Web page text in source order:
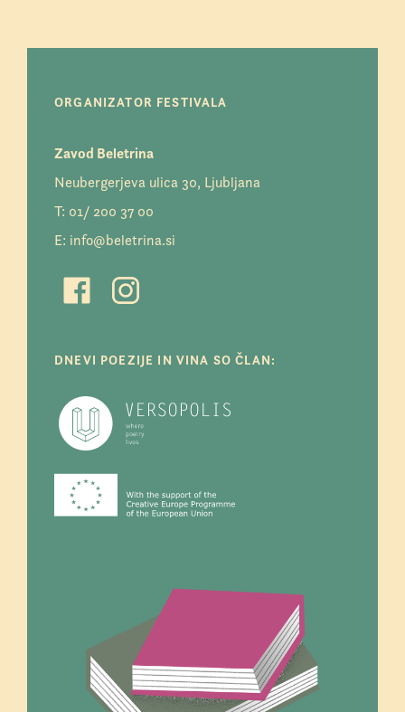
ORGANIZATOR FESTIVALA
Zavod Beletrina
Neubergerjeva ulica 30, Ljubljana
T: 01/ 200 37 00
E: info@beletrina.si
DNEVI POEZIJE IN VINA SO ČLAN: